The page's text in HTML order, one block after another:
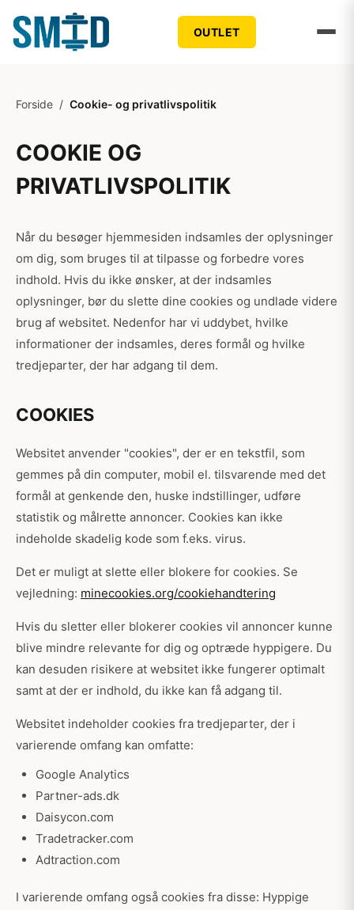
OUTLET
Forside / Cookie- og privatlivspolitik
COOKIE OG
PRIVATLIVSPOLITIK
Når du besøger hjemmesiden indsamles der oplysninger
om dig, som bruges til at tilpasse og forbedre vores
indhold. Hvis du ikke ønsker, at der indsamles
oplysninger, bør du slette dine cookies og undlade videre
brug af websitet. Nedenfor har vi uddybet, hvilke
informationer der indsamles, deres formål og hvilke
tredjeparter, der har adgang til dem.
COOKIES
Websitet anvender "cookies", der er en tekstfil, som
gemmes på din computer, mobil el. tilsvarende med det
formål at genkende den, huske indstillinger, udføre
statistik og målrette annoncer. Cookies kan ikke
indeholde skadelig kode som f.eks. virus.
Det er muligt at slette eller blokere for cookies. Se
vejledning: minecookies.org/cookiehandtering
Hvis du sletter eller blokerer cookies vil annoncer kunne
blive mindre relevante for dig og optræde hyppigere. Du
kan desuden risikere at websitet ikke fungerer optimalt
samt at der er indhold, du ikke kan få adgang til.
Websitet indeholder cookies fra tredjeparter, der i
varierende omfang kan omfatte:
Google Analytics
Partner-ads.dk
Daisycon.com
Tradetracker.com
Adtraction.com
I varierende omfang også cookies fra disse: Hyppige